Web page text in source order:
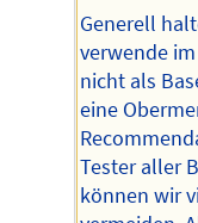
Generell
verwende
nicht als
eine
Tester aller
können wir